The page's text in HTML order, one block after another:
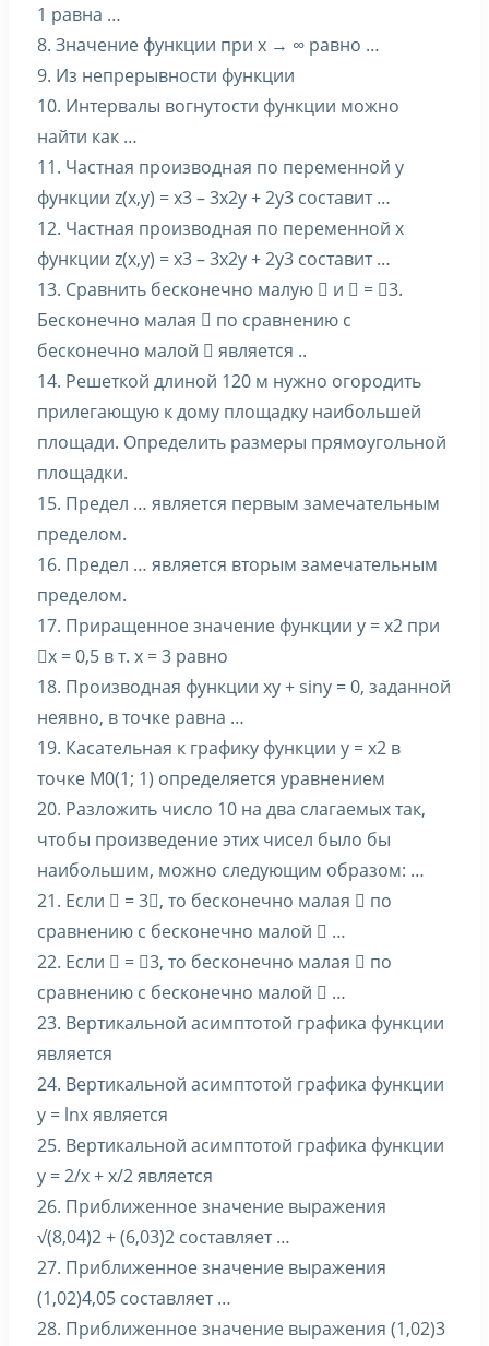
1 равна …
8. Значение функции при x → ∞ равно …
9. Из непрерывности функции
10. Интервалы вогнутости функции можно
найти как …
11. Частная производная по переменной y
функции z(x,y) = x3 – 3x2y + 2y3 составит …
12. Частная производная по переменной x
функции z(x,y) = x3 – 3x2y + 2y3 составит …
13. Сравнить бесконечно малую  и  = 3.
Бесконечно малая  по сравнению с
бесконечно малой  является ..
14. Решеткой длиной 120 м нужно огородить
прилегающую к дому площадку наибольшей
площади. Определить размеры прямоугольной
площадки.
15. Предел … является первым замечательным
пределом.
16. Предел … является вторым замечательным
пределом.
17. Приращенное значение функции y = x2 при
x = 0,5 в т. x = 3 равно
18. Производная функции xy + siny = 0, заданной
неявно, в точке равна …
19. Касательная к графику функции y = x2 в
точке M0(1; 1) определяется уравнением
20. Разложить число 10 на два слагаемых так,
чтобы произведение этих чисел было бы
наибольшим, можно следующим образом: …
21. Если  = 3, то бесконечно малая  по
сравнению с бесконечно малой  …
22. Если  = 3, то бесконечно малая  по
сравнению с бесконечно малой  …
23. Вертикальной асимптотой графика функции
является
24. Вертикальной асимптотой графика функции
y = lnx является
25. Вертикальной асимптотой графика функции
y = 2/x + x/2 является
26. Приближенное значение выражения
√(8,04)2 + (6,03)2 составляет …
27. Приближенное значение выражения
(1,02)4,05 составляет …
28. Приближенное значение выражения (1,02)3